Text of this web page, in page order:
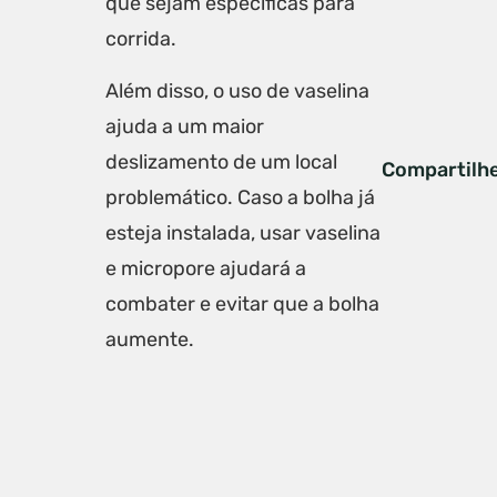
corrida.
Além disso, o uso de vaselina
ajuda a um maior
deslizamento de um local
problemático. Caso a bolha já
esteja instalada, usar vaselina
e micropore ajudará a
combater e evitar que a bolha
aumente.